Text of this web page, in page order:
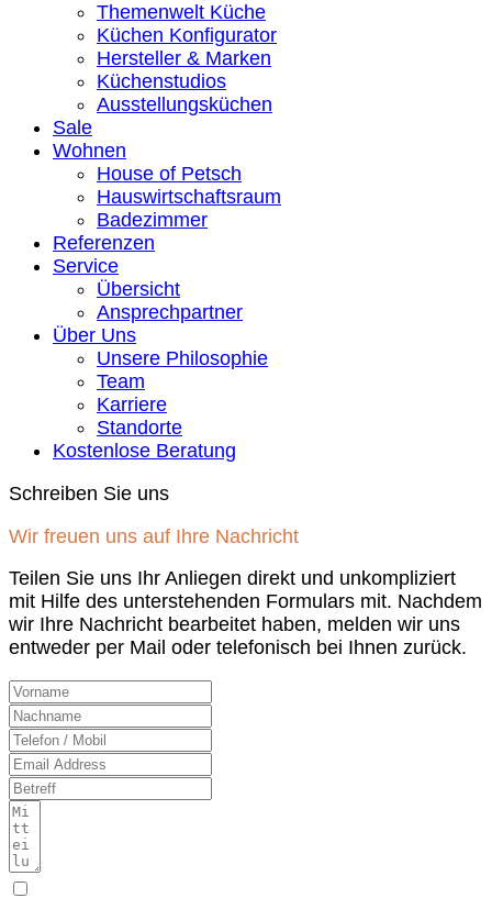
Themenwelt Küche
Küchen Konfigurator
Hersteller & Marken
Küchenstudios
Ausstellungsküchen
Sale
Wohnen
House of Petsch
Hauswirtschaftsraum
Badezimmer
Referenzen
Service
Übersicht
Ansprechpartner
Über Uns
Unsere Philosophie
Team
Karriere
Standorte
Kostenlose Beratung
Schreiben Sie uns
Wir freuen uns auf Ihre Nachricht
Teilen Sie uns Ihr Anliegen direkt und unkompliziert
mit Hilfe des unterstehenden Formulars mit. Nachdem
wir Ihre Nachricht bearbeitet haben, melden wir uns
entweder per Mail oder telefonisch bei Ihnen zurück.